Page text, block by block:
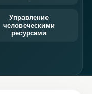
Управление
человеческими
ресурсами